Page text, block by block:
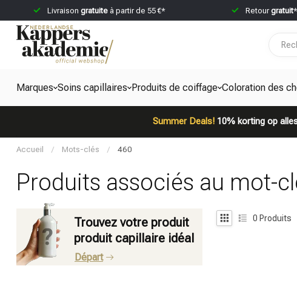
Livraison gratuiteà partir de 55 €* Retourgratuit*
Marques Soins capillaires Produits de coiffage Coloration des
Summer Deals!10% korting op
Accueil / Mots-clés / 460
Produits associés au mot-
Trouvez votre produit
produit capillaire idéal
Départ
0 Produits